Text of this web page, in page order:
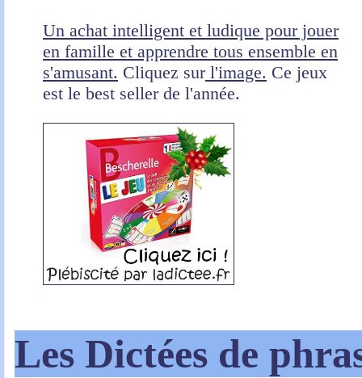
Un achat intelligent et ludique pour jouer
en famille et apprendre tous ensemble en
s'amusant. Cliquez surl'image. Ce jeux
est le best seller de l'année.
Les Dictées de